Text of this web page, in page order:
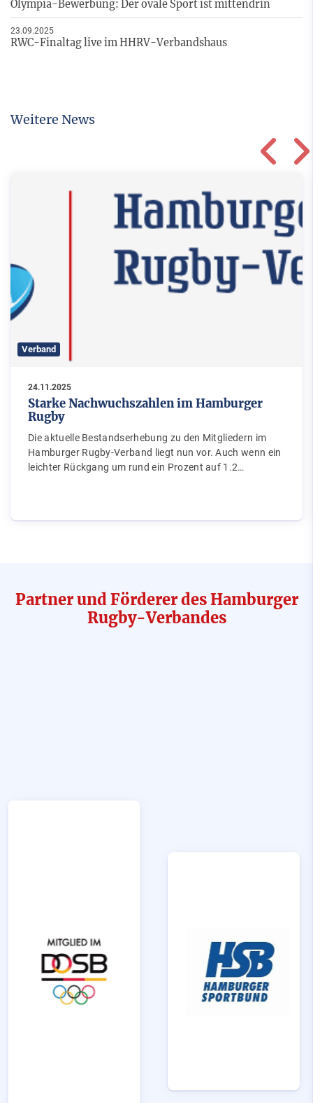
Olympia-Bewerbung: Der ovale Sport ist mittendrin
23.09.2025
RWC-Finaltag live im HHRV-Verbandshaus
Weitere News
Verband
24.11.2025
Starke Nachwuchszahlen im Hamburger
Rugby
Die aktuelle Bestandserhebung zu den Mitgliedern im
Hamburger Rugby-Verband liegt nun vor. Auch wenn ein
leichter Rückgang um rund ein Prozent auf 1.2…
Partner und Förderer des Hamburger
Rugby-Verbandes